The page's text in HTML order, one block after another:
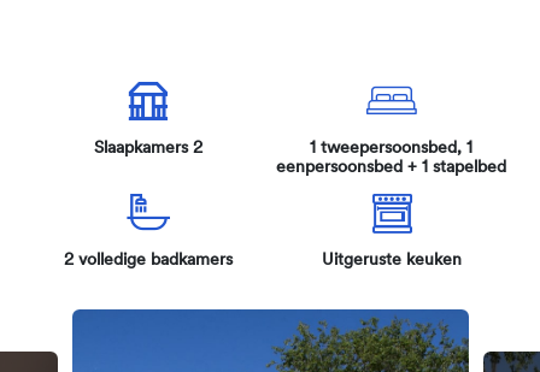
Slaapkamers 2
1 tweepersoonsbed, 1
eenpersoonsbed + 1 stapelbed
2 volledige badkamers Uitgeruste keuken